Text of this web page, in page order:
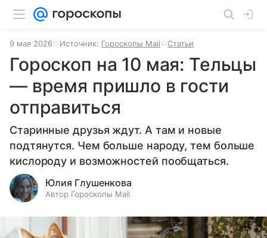
9 мая 2026 Источник: Гороскопы Mail Статьи
Гороскоп на 10 мая: Тельцы
— время пришло в гости
отправиться
Старинные друзья ждут. А там и новые
подтянутся. Чем больше народу, тем больше
кислороду и возможностей пообщаться.
Юлия Глушенкова
Автор Гороскопы Mail